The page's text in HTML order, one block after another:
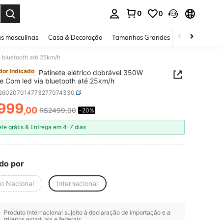
0 0
masculinas Casa & Decoração Tamanhos Grandes Joias e
até 25km/h
Indicado
Patinete elétrico dobrável 350W
Com led via bluetooth até 25km/h
AND AVAILABILITY
,00 R$2499,00 -20%
grátis & Entrega em 4-7 dias
por
Nacional Internacional
Produto Internacional sujeito à declaração de importação e a